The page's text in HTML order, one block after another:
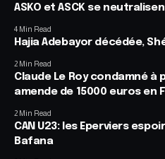
ASKO et ASCK se
4 Min Read
Hajia Adebayor décédée,
2 Min Read
Claude Le Roy condamné à
amende de 15000 euros en
2 Min Read
CAN U23: les Eperviers
Bafana